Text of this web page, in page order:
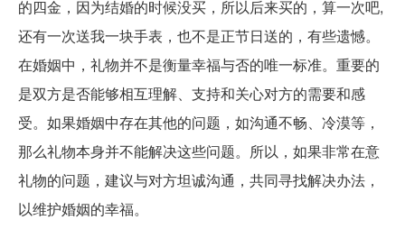
的四金，因为结婚的时候没买，所以后来买的，算一次吧,
还有一次送我一块手表，也不是正节日送的，有些遗憾。
在婚姻中，礼物并不是衡量幸福与否的唯一标准。重要的
是双方是否能够相互理解、支持和关心对方的需要和感
受。如果婚姻中存在其他的问题，如沟通不畅、冷漠等，
那么礼物本身并不能解决这些问题。所以，如果非常在意
礼物的问题，建议与对方坦诚沟通，共同寻找解决办法，
以维护婚姻的幸福。